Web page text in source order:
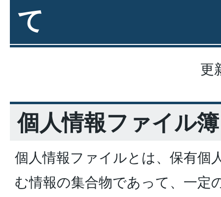
て
更
個人情報ファイル
個人情報ファイルとは、保有個
む情報の集合物であって、一定